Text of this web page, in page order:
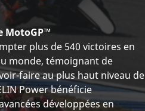
MotoGP™
plus de 540 victoires en
monde, témoignant de
faire au plus haut niveau de
Power bénéficie
développées en